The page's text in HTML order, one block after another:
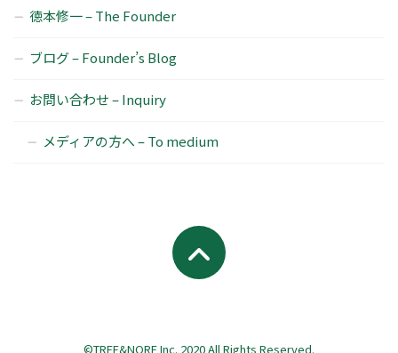
徳本修一 – The Founder
ブログ – Founder’s Blog
お問い合わせ – Inquiry
メディアの方へ – To medium
©TREE&NORF Inc. 2020 All Rights Reserved.